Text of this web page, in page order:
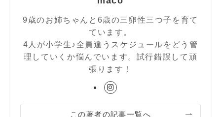
9歳のお姉ちゃんと6歳の三卵性三つ子を育て
ています。
4人が小学生♪全員違うスケジュールをどう管
理していくか悩んでいます。試行錯誤して頑
張ります！
この著者の記事一覧へ